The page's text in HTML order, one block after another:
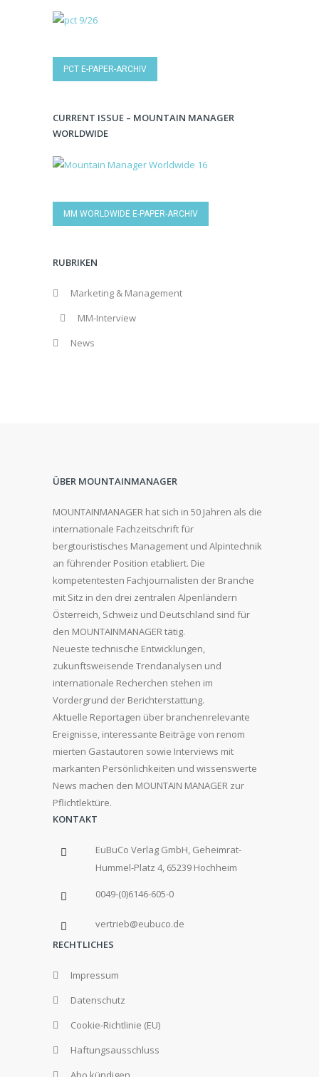
PCT E-PAPER-ARCHIV
CURRENT ISSUE – MOUNTAIN MANAGER
WORLDWIDE
MM WORLDWIDE E-PAPER-ARCHIV
RUBRIKEN
Marketing & Management
MM-Interview
News
ÜBER MOUNTAINMANAGER
MOUNTAINMANAGER hat sich in 50 Jahren als die
internationale Fachzeitschrift für
bergtouristisches Management und Alpintechnik
an führender Position etabliert. Die
kompetentesten Fachjournalisten der Branche
mit Sitz in den drei zentralen Alpenländern
Österreich, Schweiz und Deutschland sind für
den MOUNTAINMANAGER tätig.
Neueste technische Entwicklungen,
zukunftsweisende Trendanalysen und
internationale Recherchen stehen im
Vordergrund der Berichterstattung.
Aktuelle Reportagen über branchenrelevante
Ereignisse, interessante Beiträge von renom
mierten Gastautoren sowie Interviews mit
markanten Persönlichkeiten und wissenswerte
News machen den MOUNTAIN MANAGER zur
Pflichtlektüre.
KONTAKT
EuBuCo Verlag GmbH, Geheimrat-
Hummel-Platz 4, 65239 Hochheim
0049-(0)6146-605-0
vertrieb@eubuco.de
RECHTLICHES
Impressum
Datenschutz
Cookie-Richtlinie (EU)
Haftungsausschluss